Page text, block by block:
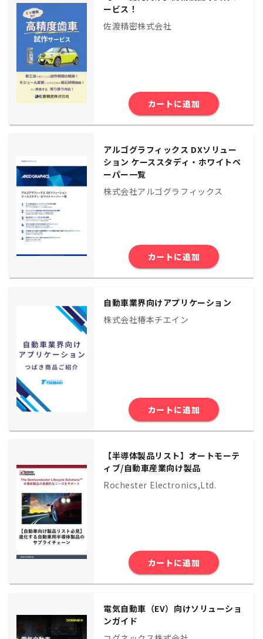
ービス！
佐渡精密株式会社
カートに追加
アルゴグラフィックス DXソリュー
ション ケーススタディ・ホワイトペ
ーパー一覧
株式会社アルゴグラフィックス
カートに追加
自動車業界向けアプリケーション
株式会社椿本チエイン
カートに追加
【半導体製品リスト】オートモーテ
ィブ/自動車産業向け製品
Rochester Electronics,Ltd.
カートに追加
電気自動車（EV）向けソリューショ
ンガイド